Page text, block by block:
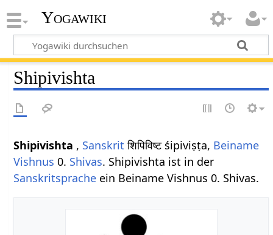
Yogawiki
Shipivishta
Shipivishta , Sanskrit शिपिविष्ट śipiviṣṭa, Beiname
Vishnus 0. Shivas. Shipivishta ist in der
Sanskritsprache ein Beiname Vishnus 0. Shivas.